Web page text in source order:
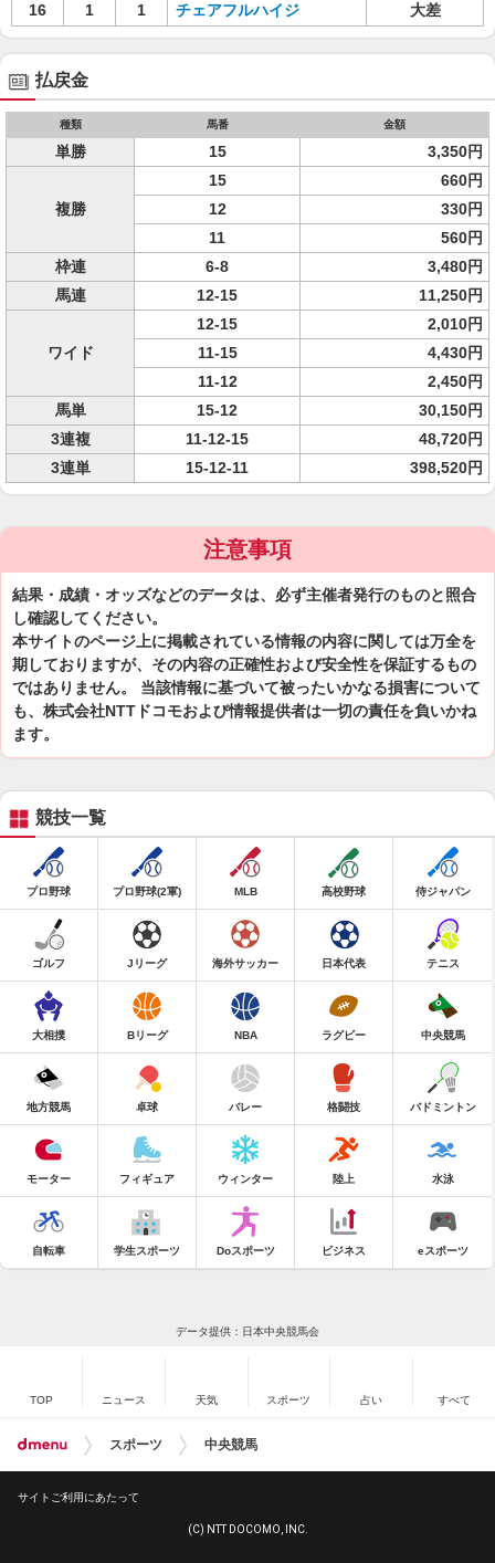
16
1 1 チェアフルハイジ 大差
払戻金
種類 馬番 金額
単勝 15 3,350円
複勝
15
660円
12
330円
11
560円
枠連
6-8
3,480円
馬連
12-15 11,250円
ワイド
12-15
2,010円
11-15
4,430円
11-12
2,450円
馬単
15-12
30,150円
3連複
11-12-15
48,720円
3連単
15-12-11 398,520円
注意事項
結果・成績・オッズなどのデータは、必ず主催者発行のものと照合
し確認してください。
本サイトのページ上に掲載されている情報の内容に関しては万全を
期しておりますが、その内容の正確性および安全性を保証するもの
ではありません。 当該情報に基づいて被ったいかなる損害について
も、株式会社NTTドコモおよび情報提供者は一切の責任を負いかね
ます。
競技一覧
プロ野球 プロ野球(2軍) MLB 高校野球 侍ジャパン
ゴルフ Jリーグ 海外サッカー 日本代表 テニス
大相撲 Bリーグ NBA ラグビー 中央競馬
地方競馬 卓球 バレー 格闘技 バドミントン
モーター フィギュア ウィンター 陸上 水泳
自転車 学生スポーツ Doスポーツ ビジネス eスポーツ
データ提供：日本中央競馬会
TOP ニュース 天気 スポーツ 占い すべて
スポーツ 中央競馬
サイトご利用にあたって
(C) NTT DOCOMO, INC.